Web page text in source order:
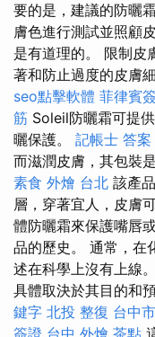
要的是，建議的防曬
膚色進行測試並照顧
是有道理的。 限制皮
著和防止過度的皮膚
seo點擊軟體 菲律賓
筋 Soleil防曬霜可提
曬保護。 記帳士 答案
而滋潤皮膚，其包裝
素食 外燴 台北 該產
層，穿著宜人，皮膚
體防曬霜來保護嘴唇
品的歷史。 通常，在
述在科學上沒有上線
具體取決於其目的和
鍵字 北投 整復 台中
簽證 台中 外燴 茶點